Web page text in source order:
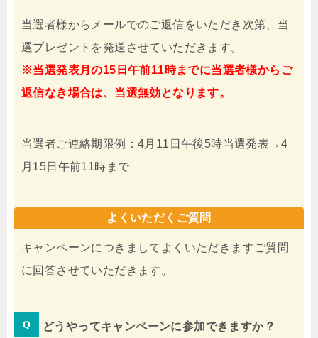
当選者様からメールでのご返信をいただき次第、当
選プレゼントを発送させていただきます。
※当選発表月の15日午前11時までに当選者様からご
返信なき場合は、当選無効となります。
当選者ご連絡期限例：4月11日午後5時当選発表→4
月15日午前11時まで
よくいただくご質問
キャンペーンにつきましてよくいただきますご質問
に回答させていただきます。
どうやってキャンペーンに参加できますか？